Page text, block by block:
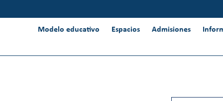
Modelo educativo Espacios Admisiones